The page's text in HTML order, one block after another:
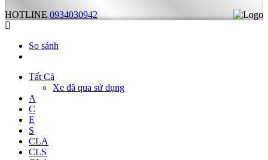
HOTLINE 0934030942
So sánh
Tất Cả
Xe đã qua sử dụng
A
C
E
S
CLA
CLS